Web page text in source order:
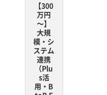
【300
万円
～】
大規
模・シ
ステム
連携
（Plu
s活
用・B